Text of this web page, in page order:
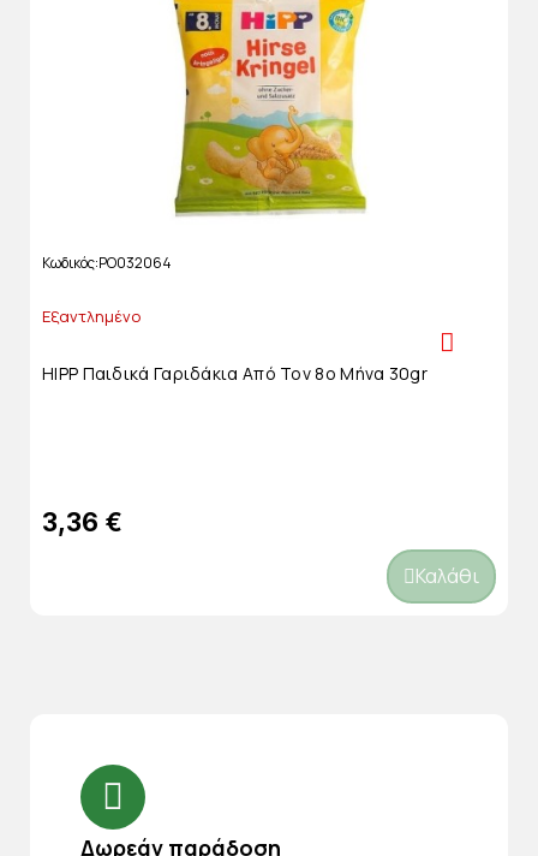
Κωδικός PO032064
Εξαντλημένο
HIPP Παιδικά Γαριδάκια Από Τον 8ο Μήνα 30gr
3,36 €
Καλάθι
Δωρεάν παράδοση